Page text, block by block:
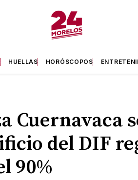
HUELLAS HORÓSCOPOS
Cuernavaca
del DIF
90%